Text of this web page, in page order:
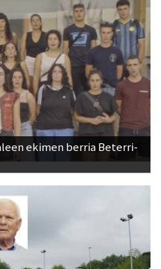
ekimen berria Beterri-